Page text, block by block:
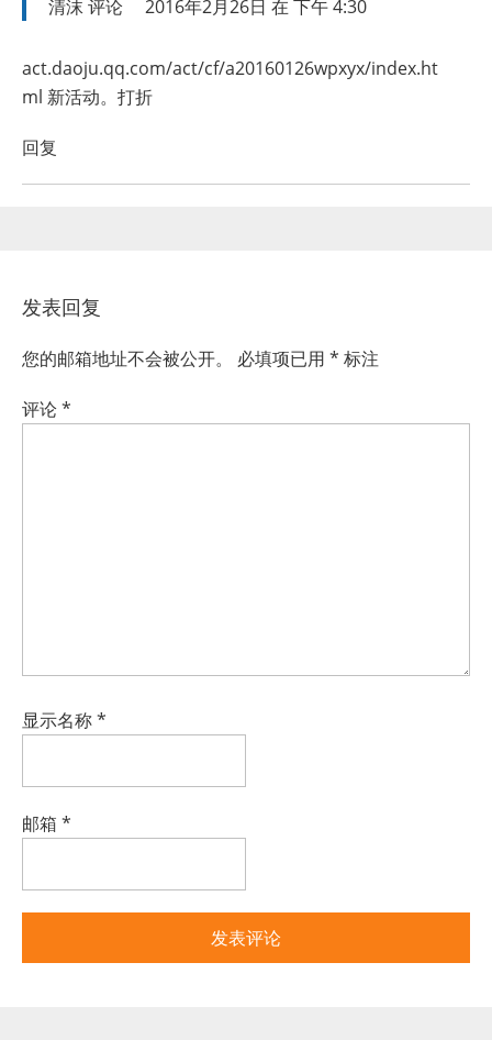
清沫评论 2016年2月26日 在 下午 4:30
act.daoju.qq.com/act/cf/a20160126wpxyx/index.ht
ml 新活动。打折
回复
发表回复
您的邮箱地址不会被公开。 必填项已用 * 标注
评论*
显示名称*
邮箱 *